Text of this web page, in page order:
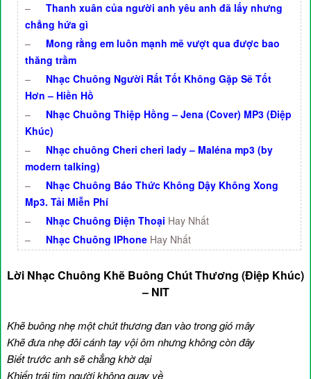
–
Thanh xuân của người anh yêu anh đã lấy nhưng
chẳng hứa gì
–
Mong rằng em luôn mạnh mẽ vượt qua được bao
thăng trầm
–
Nhạc Chuông Người Rất Tốt Không Gặp Sẽ Tốt
Hơn – Hiền Hồ
–
Nhạc Chuông Thiệp Hồng – Jena (Cover) MP3 (Điệp
Khúc)
–
Nhạc chuông Cheri cheri lady – Maléna mp3 (by
modern talking)
–
Nhạc Chuông Báo Thức Không Dậy Không Xong
Mp3. Tải Miễn Phí
–
Nhạc Chuông Điện Thoại Hay Nhất
–
Nhạc Chuông IPhone Hay Nhất
Lời Nhạc Chuông Khẽ Buông Chút Thương (Điệp Khúc)
– NIT
Khẽ buông nhẹ một chút thương đan vào trong gió mây
Khẽ đưa nhẹ đôi cánh tay vội ôm nhưng không còn đây
Biết trước anh sẽ chẳng khờ dại
Khiến trái tim người không quay về